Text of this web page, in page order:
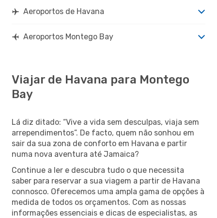
Aeroportos de Havana
Aeroportos Montego Bay
Viajar de Havana para Montego
Bay
Lá diz ditado: “Vive a vida sem desculpas, viaja sem
arrependimentos”. De facto, quem não sonhou em
sair da sua zona de conforto em Havana e partir
numa nova aventura até Jamaica?
Continue a ler e descubra tudo o que necessita
saber para reservar a sua viagem a partir de Havana
connosco. Oferecemos uma ampla gama de opções à
medida de todos os orçamentos. Com as nossas
informações essenciais e dicas de especialistas, as